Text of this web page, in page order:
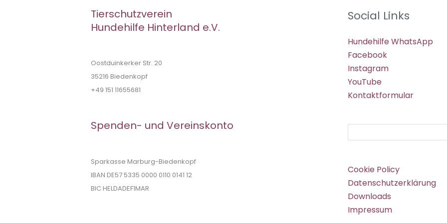
Tierschutzverein
Hundehilfe Hinterland e.V.
Oostduinkerker Str. 20
35216 Biedenkopf
+49 151 11655681
Spenden- und Vereinskonto
Sparkasse Marburg-Biedenkopf
IBAN DE57 5335 0000 0110 0141 12
BIC HELDADEF1MAR
Social Links
Hundehilfe WhatsApp
Facebook
Instagram
YouTube
Kontaktformular
Cookie Policy
Datenschutzerklärung
Downloads
Impressum